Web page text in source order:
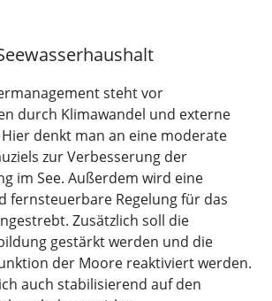
steht vor
durch Klimawandel und externe
denkt man an eine moderate
zur Verbesserung der
im See. Außerdem wird eine
fernsteuerbare Regelung für das
Zusätzlich soll die
gestärkt werden und die
der Moore reaktiviert werden.
auch stabilisierend auf den